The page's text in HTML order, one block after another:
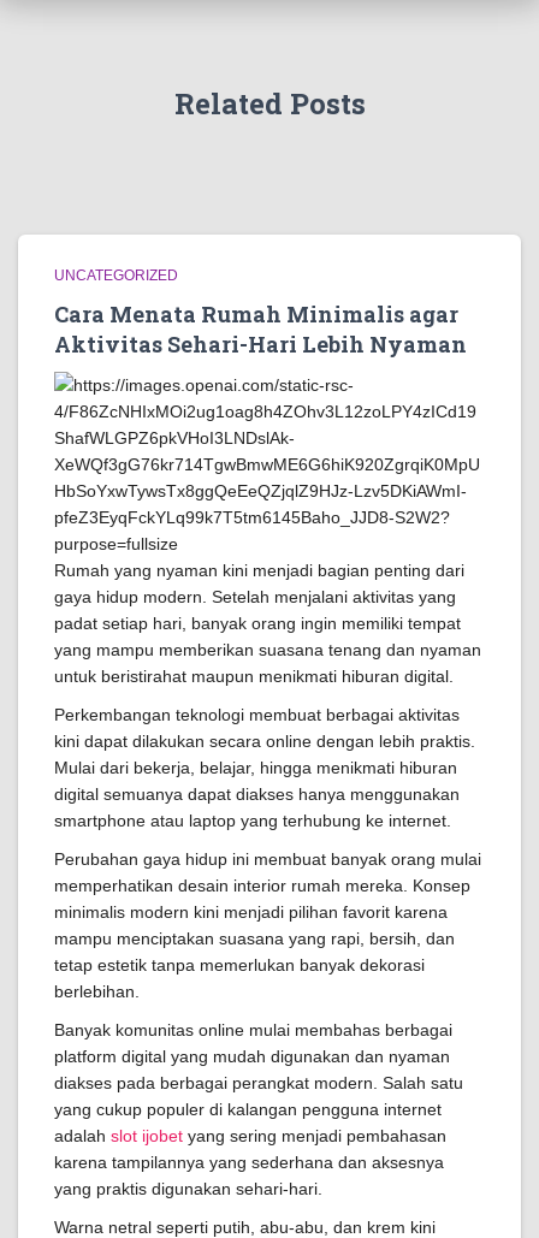
Related Posts
UNCATEGORIZED
Cara Menata Rumah Minimalis agar
Aktivitas Sehari-Hari Lebih Nyaman
Rumah yang nyaman kini menjadi bagian penting dari
gaya hidup modern. Setelah menjalani aktivitas yang
padat setiap hari, banyak orang ingin memiliki tempat
yang mampu memberikan suasana tenang dan nyaman
untuk beristirahat maupun menikmati hiburan digital.
Perkembangan teknologi membuat berbagai aktivitas
kini dapat dilakukan secara online dengan lebih praktis.
Mulai dari bekerja, belajar, hingga menikmati hiburan
digital semuanya dapat diakses hanya menggunakan
smartphone atau laptop yang terhubung ke internet.
Perubahan gaya hidup ini membuat banyak orang mulai
memperhatikan desain interior rumah mereka. Konsep
minimalis modern kini menjadi pilihan favorit karena
mampu menciptakan suasana yang rapi, bersih, dan
tetap estetik tanpa memerlukan banyak dekorasi
berlebihan.
Banyak komunitas online mulai membahas berbagai
platform digital yang mudah digunakan dan nyaman
diakses pada berbagai perangkat modern. Salah satu
yang cukup populer di kalangan pengguna internet
adalah slot ijobet yang sering menjadi pembahasan
karena tampilannya yang sederhana dan aksesnya
yang praktis digunakan sehari-hari.
Warna netral seperti putih, abu-abu, dan krem kini